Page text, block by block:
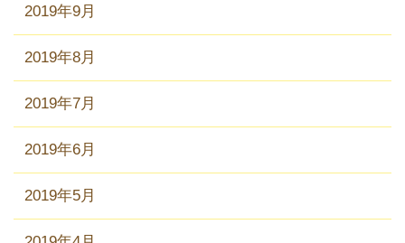
2019年9月
2019年8月
2019年7月
2019年6月
2019年5月